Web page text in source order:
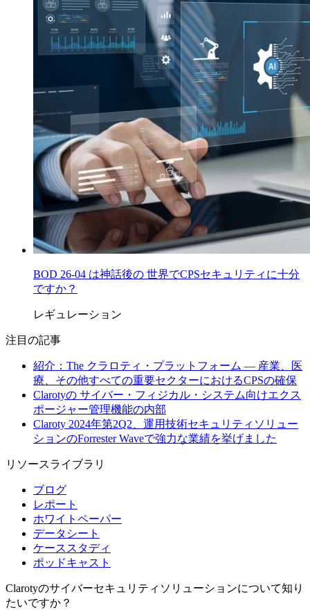
BOD 26-04 は神話後の 世界でCPSセキュリティに十分
ですか？
レギュレーション
注目の記事
紹介：The クラロティ・プラットフォーム — 産業、医
療、その他すべての重要セクターにおけるCPSの確保
Clarotyの サイバー・フィジカル・システム向けエクス
ポージャー管理機能の内部
Claroty 2024年第2Q2、運用技術セキュリティソリュー
ションのForrester Waveで強力な業績を挙げました
リソースライブラリ
ブログ
レポート
ホワイトペーパー
データシート
ケーススタディ
ポッドキャスト
Clarotyのサイバーセキュリティソリューションについて知り
たいですか？